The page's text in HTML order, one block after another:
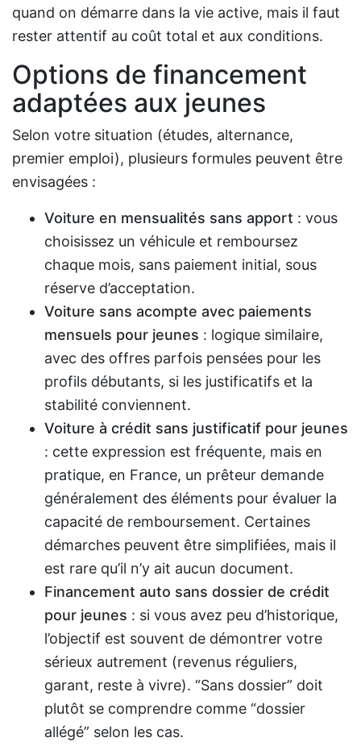
quand on démarre dans la vie active, mais il faut
rester attentif au coût total et aux conditions.
Options de financement
adaptées aux jeunes
Selon votre situation (études, alternance,
premier emploi), plusieurs formules peuvent être
envisagées :
Voiture en mensualités sans apport : vous
choisissez un véhicule et remboursez
chaque mois, sans paiement initial, sous
réserve d’acceptation.
Voiture sans acompte avec paiements
mensuels pour jeunes : logique similaire,
avec des offres parfois pensées pour les
profils débutants, si les justificatifs et la
stabilité conviennent.
Voiture à crédit sans justificatif pour jeunes
: cette expression est fréquente, mais en
pratique, en France, un prêteur demande
généralement des éléments pour évaluer la
capacité de remboursement. Certaines
démarches peuvent être simplifiées, mais il
est rare qu’il n’y ait aucun document.
Financement auto sans dossier de crédit
pour jeunes : si vous avez peu d’historique,
l’objectif est souvent de démontrer votre
sérieux autrement (revenus réguliers,
garant, reste à vivre). “Sans dossier” doit
plutôt se comprendre comme “dossier
allégé” selon les cas.